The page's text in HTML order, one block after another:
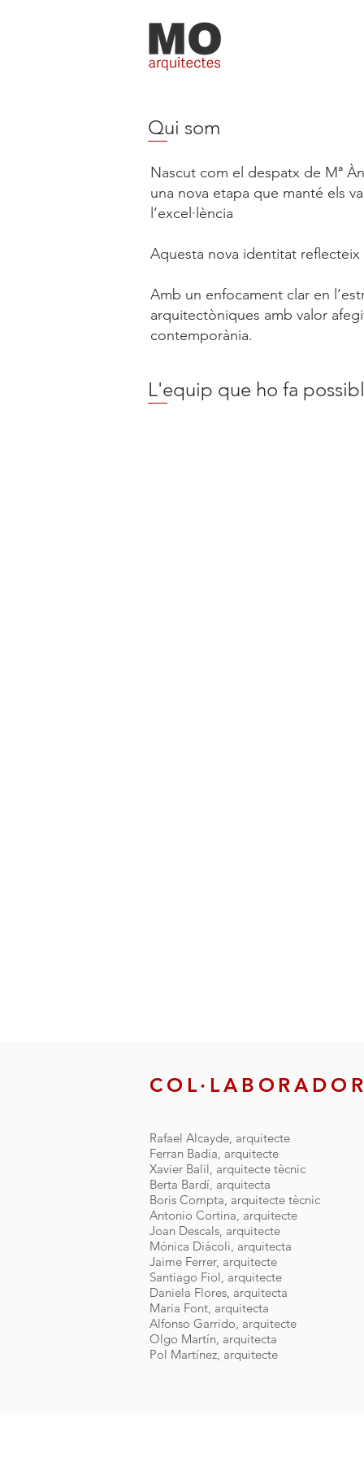
Qui som
Nascut com el despatx de Mª
una nova etapa que manté els
l’excel·lència
Aquesta nova identitat reflecteix
Amb un enfocament clar en
arquitectòniques amb valor
contemporània.
L'equip que ho fa
Rafael Alcayde, arquitecte
Ferran Badia, arquitecte
Xavier Balil, arquitecte tècnic
Berta Bardí, arquitecta
Boris Compta, arquitecte tècnic
Antonio Cortina, arquitecte
Joan Descals, arquitecte
Mónica Diácoli, arquitecta
Jaime Ferrer, arquitecte
Santiago Fiol, arquitecte
Daniela Flores, arquitecta
Maria Font, arquitecta
Alfonso Garrido, arquitecte
Olgo Martín, arquitecta
Pol Martínez, arquitecte